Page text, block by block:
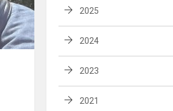
2025
2024
2023
2021